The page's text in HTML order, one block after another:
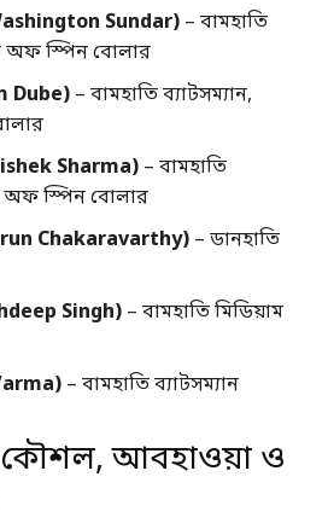
Sundar) – বামহাতি
অফ স্পিন বোলার
Dube) – বামহাতি ব্যাটসম্যান,
Sharma) – বামহাতি
অফ স্পিন বোলার
Chakaravarthy) – ডানহাতি
Singh) – বামহাতি মিডিয়াম
– বামহাতি ব্যাটসম্যান
কৌশল, আবহাওয়া ও